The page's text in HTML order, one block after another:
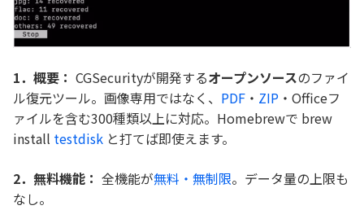
1．概要： CGSecurityが開発するオープンソースのファイ
ル復元ツール。画像専用ではなく、 PDF ・ ZIP ・Officeフ
ァイルを含む300種類以上に対応。Homebrewで brew
install testdisk と打てば即使えます。
2．無料機能： 全機能が無料・無制限。データ量の上限も
なし。